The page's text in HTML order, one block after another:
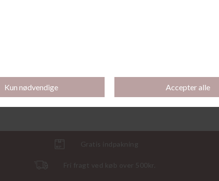
DKK 299,95DKK 224,96
Bikini Top, Lagoon Tie And Dye
DKK 449,95DKK 337,46
Gratis indpakning
Fri fragt ved køb over 500kr.